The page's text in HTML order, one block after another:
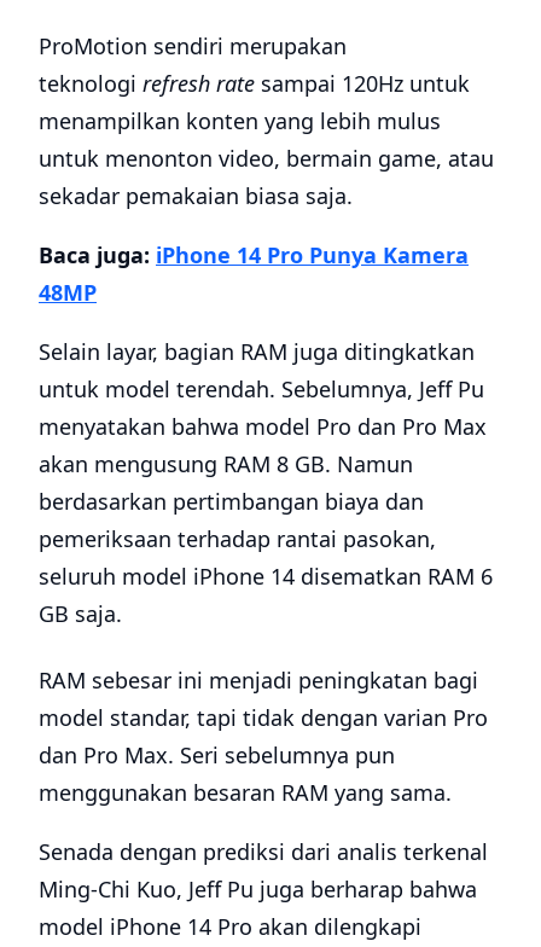
ProMotion sendiri merupakan
teknologi refresh rate sampai 120Hz untuk
menampilkan konten yang lebih mulus
untuk menonton video, bermain game, atau
sekadar pemakaian biasa saja.
Baca juga: iPhone 14 Pro Punya Kamera
48MP
Selain layar, bagian RAM juga ditingkatkan
untuk model terendah. Sebelumnya, Jeff Pu
menyatakan bahwa model Pro dan Pro Max
akan mengusung RAM 8 GB. Namun
berdasarkan pertimbangan biaya dan
pemeriksaan terhadap rantai pasokan,
seluruh model iPhone 14 disematkan RAM 6
GB saja.
RAM sebesar ini menjadi peningkatan bagi
model standar, tapi tidak dengan varian Pro
dan Pro Max. Seri sebelumnya pun
menggunakan besaran RAM yang sama.
Senada dengan prediksi dari analis terkenal
Ming-Chi Kuo, Jeff Pu juga berharap bahwa
model iPhone 14 Pro akan dilengkapi